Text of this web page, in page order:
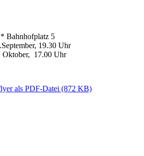
Bahnhofplatz 5
19.30 Uhr
Oktober, 17.00 Uhr
als PDF-Datei (872 KB)